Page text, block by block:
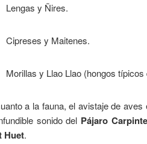
Lengas y Ñires.
Cipreses y Maitenes.
Morillas y Llao Llao (hongos típicos
a la fauna, el avistaje de
sonido del Pájaro
Huet.